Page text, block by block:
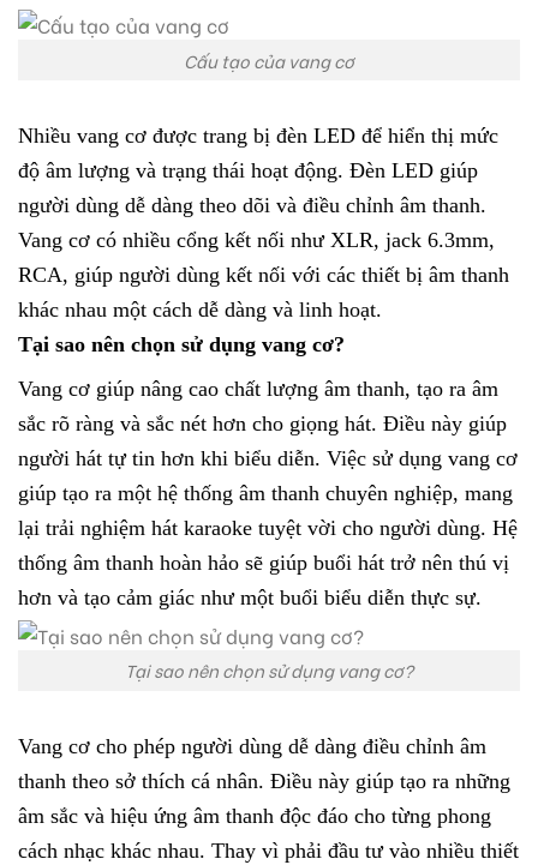
Cấu tạo của vang cơ
Nhiều vang cơ được trang bị đèn LED để hiển thị mức
độ âm lượng và trạng thái hoạt động. Đèn LED giúp
người dùng dễ dàng theo dõi và điều chỉnh âm thanh.
Vang cơ có nhiều cổng kết nối như XLR, jack 6.3mm,
RCA, giúp người dùng kết nối với các thiết bị âm thanh
khác nhau một cách dễ dàng và linh hoạt.
Tại sao nên chọn sử dụng vang cơ?
Vang cơ giúp nâng cao chất lượng âm thanh, tạo ra âm
sắc rõ ràng và sắc nét hơn cho giọng hát. Điều này giúp
người hát tự tin hơn khi biểu diễn. Việc sử dụng vang cơ
giúp tạo ra một hệ thống âm thanh chuyên nghiệp, mang
lại trải nghiệm hát karaoke tuyệt vời cho người dùng. Hệ
thống âm thanh hoàn hảo sẽ giúp buổi hát trở nên thú vị
hơn và tạo cảm giác như một buổi biểu diễn thực sự.
Tại sao nên chọn sử dụng vang cơ?
Vang cơ cho phép người dùng dễ dàng điều chỉnh âm
thanh theo sở thích cá nhân. Điều này giúp tạo ra những
âm sắc và hiệu ứng âm thanh độc đáo cho từng phong
cách nhạc khác nhau. Thay vì phải đầu tư vào nhiều thiết